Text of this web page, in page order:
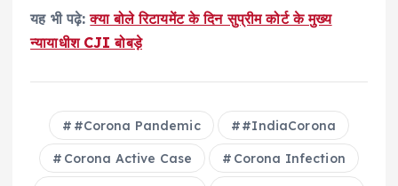
यह भी पढ़े:क्या बोले रिटायमेंट के दिन सुप्रीम कोर्ट के मुख्य
न्यायाधीश CJI बोबड़े
#Corona Pandemic #IndiaCorona
Corona Active Case Corona Infection